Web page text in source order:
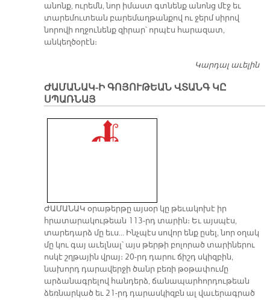
անոնք, ուրեմն, նոր իմաստ գտնենք անոնց մէջ եւ
տարեմուտեան բարեմաղթանքով ու ջերմ սիրով
նորովի ողջունենք զիրար՝ որպէս հարազատ,
անկեղծօրէն։
Կարդալ աւելին
ԺԱՄԱՆԱԿ-Ի ԳՈՅՈՒԹԵԱՆ ՎՏԱՆԳ ԿԸ
ՍՊԱՌՆԱՅ
ԺԱՄԱՆԱԿ օրաթերթը այսօր կը թեւակոխէ իր
հրատարակութեան 113-րդ տարին։ Եւ այսպէս,
տարեդարձ մը եւս... Ինչպէս սովոր ենք ըսել, նոր օղակ
մը կու գայ աւելնալ՝ այս թերթի բոլորած տարիներու
ոսկէ շղթային վրայ։ 20-րդ դարու ճիշդ սկիզբին,
նախորդ դարավերջի ծանր բեռի թօթափումը
արձանագրելով հանդերձ, ճանապարհորդութեան
ձեռնարկած եւ 21-րդ դարասկիզբն ալ վաւերագրած